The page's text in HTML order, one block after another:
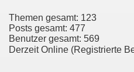
Themen gesamt: 123
Posts gesamt: 477
Benutzer gesamt: 569
Derzeit Online (Registrierte